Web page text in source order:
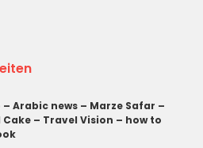
– Arabic news – Marze Safar –
Cake – Travel Vision – how to